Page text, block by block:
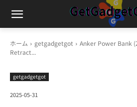
ホーム getgadgetgot
Anker Power Bank
Retract...
getgadgetgot
2025-05-31